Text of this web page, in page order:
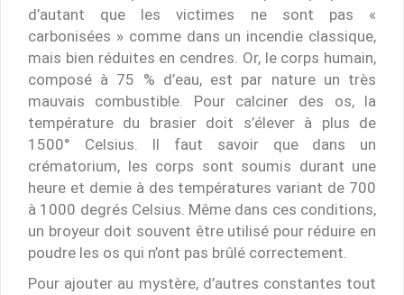
d’autant que les victimes ne sont pas «
carbonisées » comme dans un incendie classique,
mais bien réduites en cendres. Or, le corps humain,
composé à 75 % d’eau, est par nature un très
mauvais combustible. Pour calciner des os, la
température du brasier doit s’élever à plus de
1500° Celsius. Il faut savoir que dans un
crématorium, les corps sont soumis durant une
heure et demie à des températures variant de 700
à 1000 degrés Celsius. Même dans ces conditions,
un broyeur doit souvent être utilisé pour réduire en
poudre les os qui n’ont pas brûlé correctement.
Pour ajouter au mystère, d’autres constantes tout